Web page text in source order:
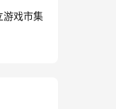
游戏市集